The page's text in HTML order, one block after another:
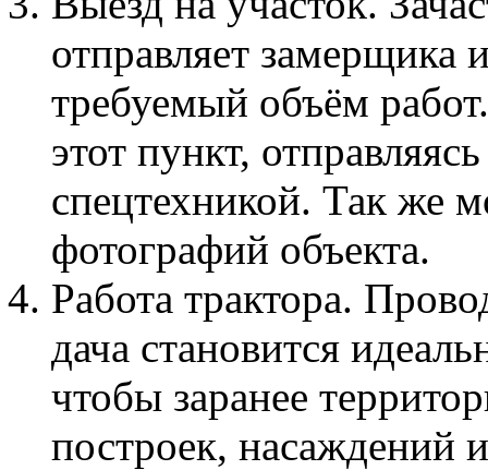
отправляет замерщика
требуемый объём
этот пункт,
спецтехникой. Так же
фотографий объекта.
Работа трактора.
дача становится
чтобы заранее
построек, насаждений